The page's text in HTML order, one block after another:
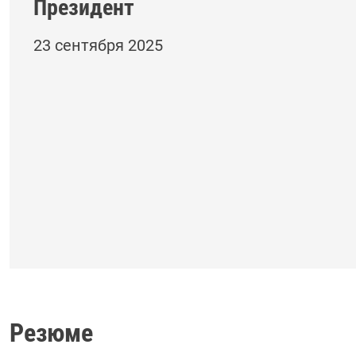
Президент
23 сентября 2025
Резюме